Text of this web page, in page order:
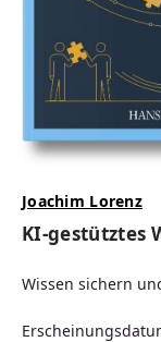
Joachim Lorenz
KI-gestütztes
Wissen sichern